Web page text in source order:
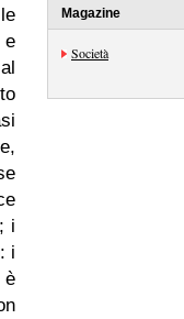
e
i
i
è
Magazine
Società